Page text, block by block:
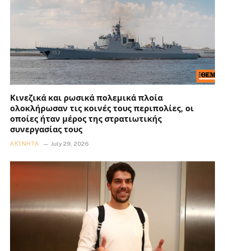
Κινεζικά και ρωσικά πολεμικά πλοία
ολοκλήρωσαν τις κοινές τους περιπολίες, οι
οποίες ήταν μέρος της στρατιωτικής
συνεργασίας τους
ΑΚΊΝΗΤΑ July 29, 2026